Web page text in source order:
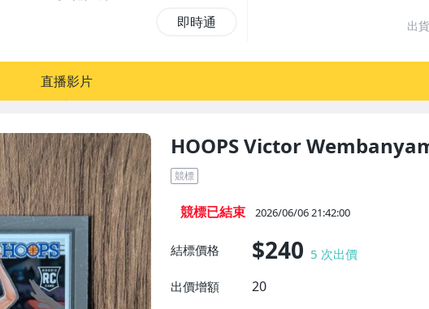
HOOPS Victor
競標
競標已結束 2026/06/06 21:42:00
結標價格 $240 5 次出價
出價增額
20
即時通 出
直播影片